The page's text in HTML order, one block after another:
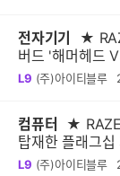
전자기기
★
버드 '해머헤드
시!
L9 (주)아이티블루
컴퓨터
★
탑재한 플래그
L9 (주)아이티블루